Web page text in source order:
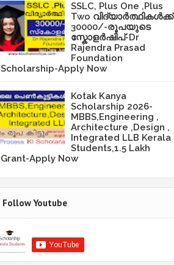
SSLC, Plus One ,Plus
Two വിദ്യാർത്ഥികൾക്ക്
30000/-രൂപയുടെ
സ്കോളർഷിപ്-Dr
Rajendra Prasad
Foundation
Scholarship-Apply Now
Kotak Kanya
Scholarship 2026-
MBBS,Engineering ,
Architecture ,Design ,
Integrated LLB Kerala
Students,1.5 Lakh
Grant-Apply Now
Follow Youtube